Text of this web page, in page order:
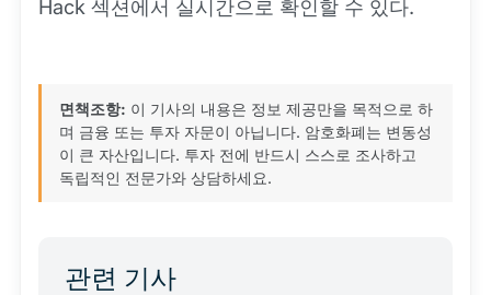
Hack 섹션에서 실시간으로 확인할 수 있다.
면책조항: 이 기사의 내용은 정보 제공만을 목적으로 하
며 금융 또는 투자 자문이 아닙니다. 암호화폐는 변동성
이 큰 자산입니다. 투자 전에 반드시 스스로 조사하고
독립적인 전문가와 상담하세요.
관련 기사